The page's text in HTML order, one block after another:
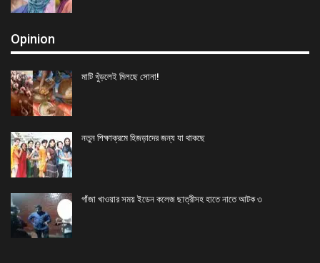
Opinion
মাটি খুঁড়লেই মিলছে সোনা!
নতুন শিক্ষাক্রমে হিজড়াদের জন্য যা থাকছে
গাঁজা খাওয়ার সময় ইডেন কলেজ ছাত্রীসহ হাতে নাতে আটক ৩